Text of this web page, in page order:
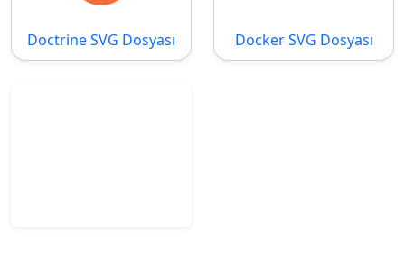
Doctrine SVG Dosyası Docker SVG Dosyası